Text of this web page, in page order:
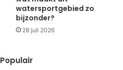
watersportgebied zo
bijzonder?
28 juli 2026
Populair